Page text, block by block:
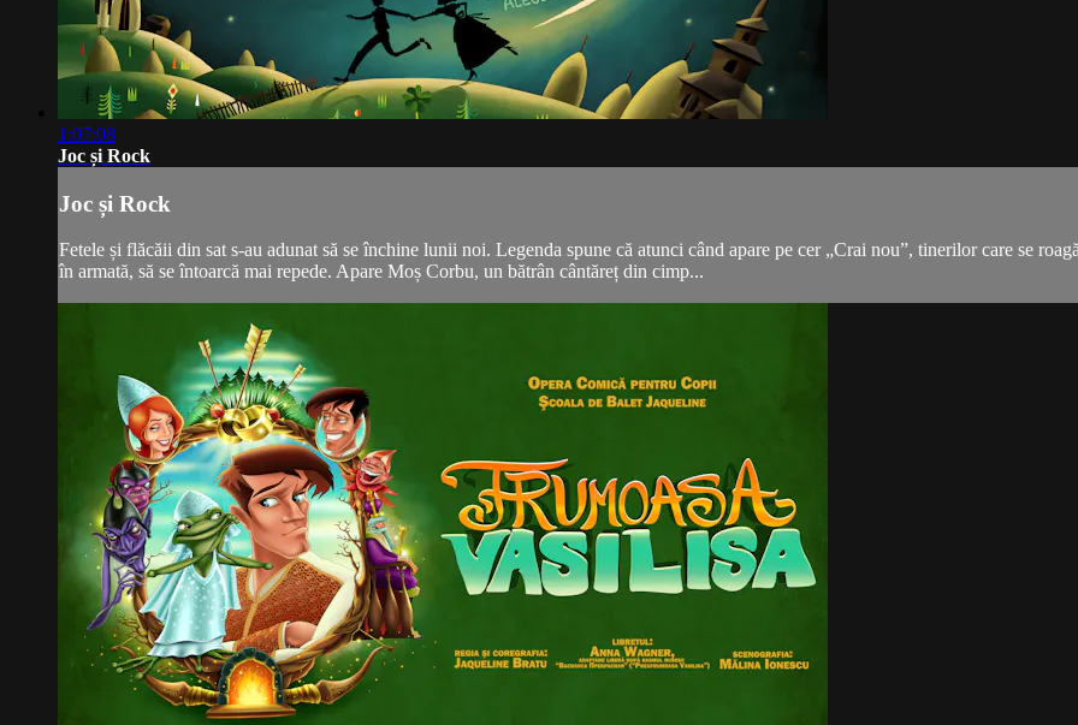
1:07:08
Joc și Rock
Joc și Rock
Fetele și flăcăii din sat s-au adunat să se închine lunii noi. Legenda spune că atunci când apare pe cer „Crai nou”, tinerilor care se
în armată, să se întoarcă mai repede. Apare Moș Corbu, un bătrân cântăreț din cimp...